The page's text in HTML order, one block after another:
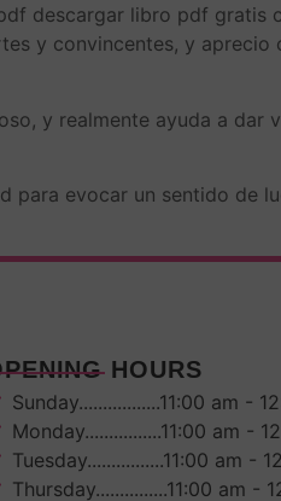
descargar libro pdf gratis
y convincentes, y
y realmente ayuda a
evocar un sentido de
HOURS
Sunday.................11:00 am -
Monday................11:00 am -
Tuesday................11:00 am -
Thursday...............11:00 am -